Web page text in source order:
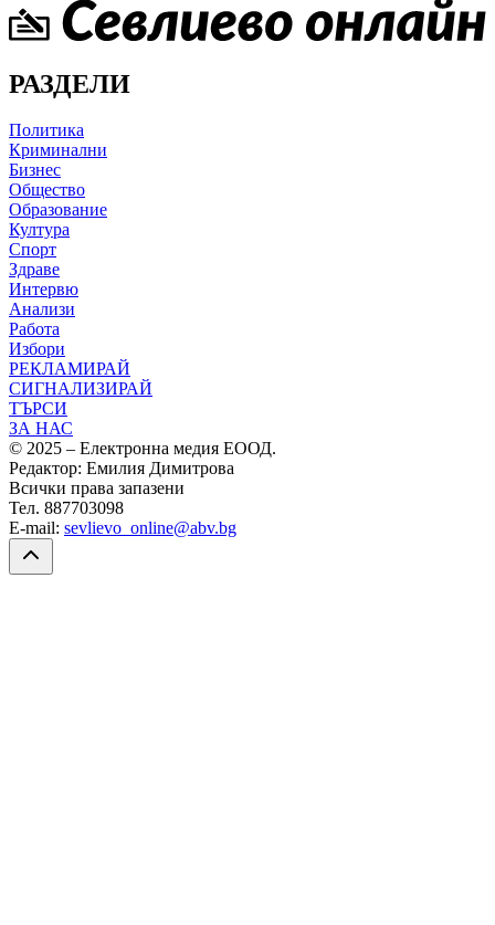
РАЗДЕЛИ
Политика
Криминални
Бизнес
Общество
Образование
Култура
Спорт
Здраве
Интервю
Анализи
Работа
Избори
РЕКЛАМИРАЙ
СИГНАЛИЗИРАЙ
ТЪРСИ
ЗА НАС
© 2025 – Електронна медия ЕООД.
Редактор: Емилия Димитрова
Всички права запазени
Тел. 887703098
E-mail: sevlievo_online@abv.bg